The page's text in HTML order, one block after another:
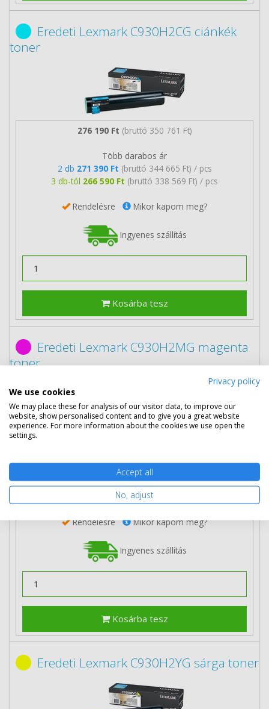
Eredeti Lexmark C930H2CG ciánkék
toner
276 190 Ft (bruttó 350 761 Ft)
Több darabos ár
2 db 271 390 Ft (bruttó 344 665 Ft) / pcs
3 db-tól 266 590 Ft (bruttó 338 569 Ft) / pcs
Rendelésre Mikor kapom meg?
Ingyenes szállítás
Kosárba tesz
Eredeti Lexmark C930H2MG magenta
toner
Több darabos ár
2 db267 690 Ft (bruttó 339 966 Ft) / pcs
262 990 Ft (bruttó 333 997 Ft) / pcs
Rendelésre Mikor kapom meg?
Ingyenes szállítás
Kosárba tesz
Eredeti Lexmark C930H2YG sárga toner
Privacy policy
We use cookies
We may place these for analysis of our visitor data, to improve our
website, show personalised content and to give you a great website
experience. For more information about the cookies we use open the
settings.
Accept all
No, adjust